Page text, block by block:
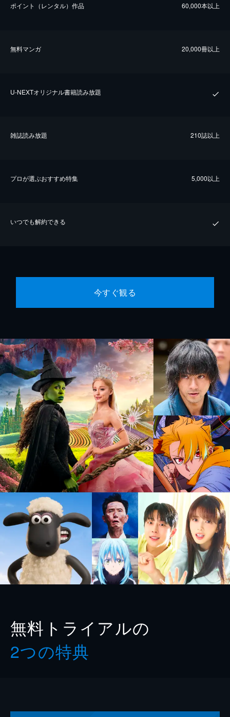
ポイント（レンタル）作品 60,000本以上
無料マンガ 20,000冊以上
U-NEXTオリジナル書籍読み放題
雑誌読み放題 210誌以上
プロが選ぶおすすめ特集 5,000以上
いつでも解約できる
今すぐ観る
無料トライアルの
2つの特典